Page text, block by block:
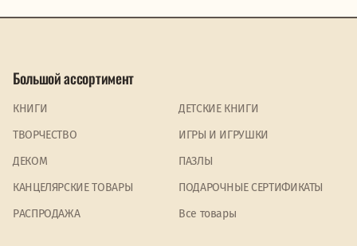
Большой ассортимент
КНИГИ
ДЕТСКИЕ КНИГИ
ТВОРЧЕСТВО
ИГРЫ И ИГРУШКИ
ДЕКОМ
ПАЗЛЫ
КАНЦЕЛЯРСКИЕ ТОВАРЫ
ПОДАРОЧНЫЕ СЕРТИФИКАТЫ
PАСПРОДАЖА
Все товары